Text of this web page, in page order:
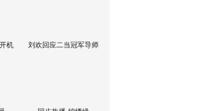
机 刘欢回应二当冠军导师